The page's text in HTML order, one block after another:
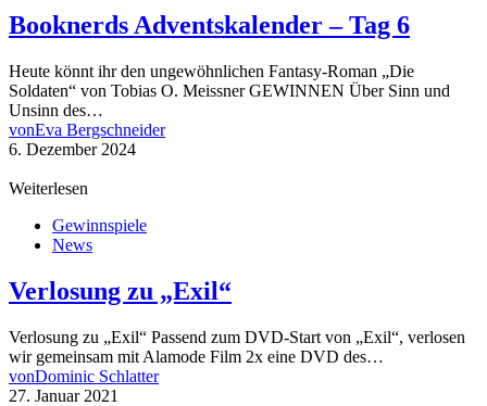
Booknerds Adventskalender – Tag 6
Heute könnt ihr den ungewöhnlichen Fantasy-Roman „Die
Soldaten“ von Tobias O. Meissner GEWINNEN Über Sinn und
Unsinn des…
vonEva Bergschneider
6. Dezember 2024
Weiterlesen
Gewinnspiele
News
Verlosung zu „Exil“
Verlosung zu „Exil“ Passend zum DVD-Start von „Exil“, verlosen
wir gemeinsam mit Alamode Film 2x eine DVD des…
vonDominic Schlatter
27. Januar 2021